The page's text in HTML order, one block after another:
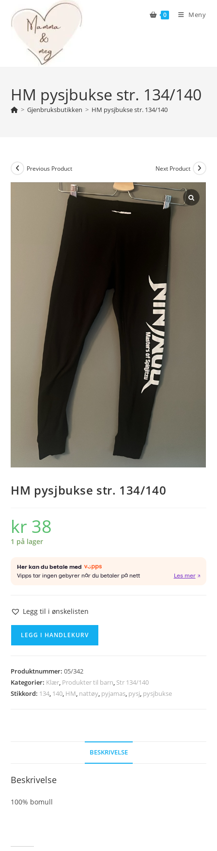
content
0 Meny
HM pysjbukse str. 134/140
> Gjenbruksbutikken > HM pysjbukse str. 134/140
Previous Product Next Product
HM pysjbukse str. 134/140
kr 38
1 på lager
Legg til i ønskelisten
134/140
antall
LEGG I HANDLEKURV
Produktnummer:05/342
Kategorier: Klær, Produkter til barn, Str 134/140
Stikkord: 134, 140, HM, nattøy, pyjamas, pysj, pysjbukse
BESKRIVELSE
Beskrivelse
100% bomull